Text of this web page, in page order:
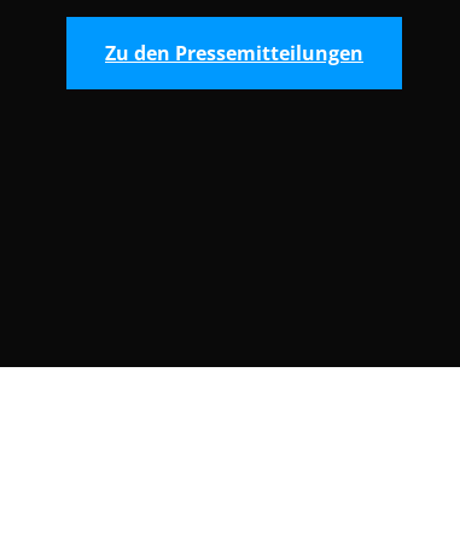
Zu den Pressemitteilungen
Consent Selection | Auswahl